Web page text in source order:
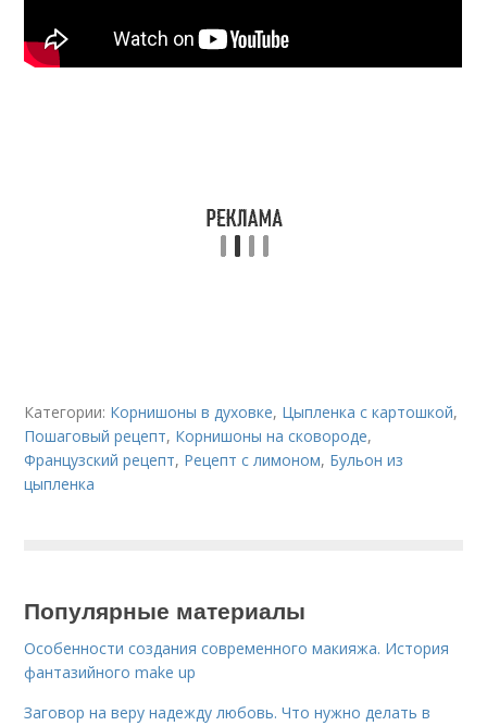
Категории: Корнишоны в духовке, Цыпленка с картошкой,
Пошаговый рецепт, Корнишоны на сковороде,
Французский рецепт, Рецепт с лимоном, Бульон из
цыпленка
Популярные материалы
Особенности создания современного макияжа. История
фантазийного make up
Заговор на веру надежду любовь. Что нужно делать в